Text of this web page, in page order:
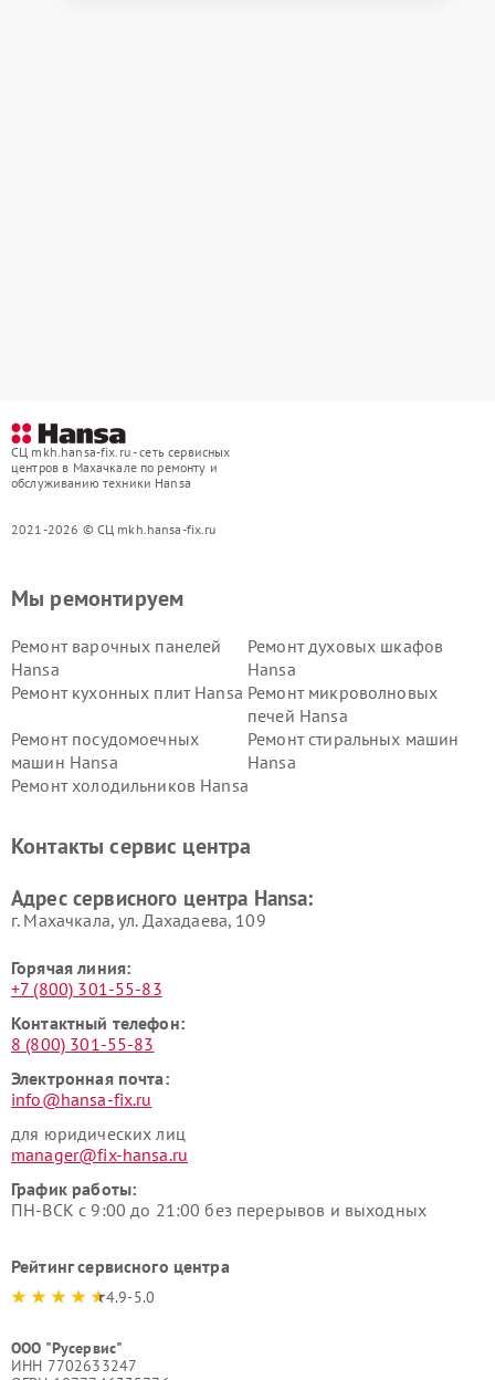
СЦ mkh.hansa-fix.ru - сеть сервисных
центров в Махачкале по ремонту и
обслуживанию техники Hansa
2021-2026 © СЦ mkh.hansa-fix.ru
Мы ремонтируем
Ремонт варочных панелей
Hansa
Ремонт духовых шкафов
Hansa
Ремонт кухонных плит Hansa Ремонт микроволновых
печей Hansa
Ремонт посудомоечных
машин Hansa
Ремонт стиральных машин
Hansa
Ремонт холодильников Hansa
Контакты сервис центра
Адрес сервисного центра Hansa:
г. Махачкала, ул. Дахадаева, 109
Горячая линия:
+7 (800) 301-55-83
Контактный телефон:
8 (800) 301-55-83
Электронная почта:
info@hansa-fix.ru
для юридических лиц
manager@fix-hansa.ru
График работы:
ПН-ВСК с 9:00 до 21:00 без перерывов и выходных
Рейтинг сервисного центра
4.9-5.0
ООО "Русервис"
ИНН 7702633247